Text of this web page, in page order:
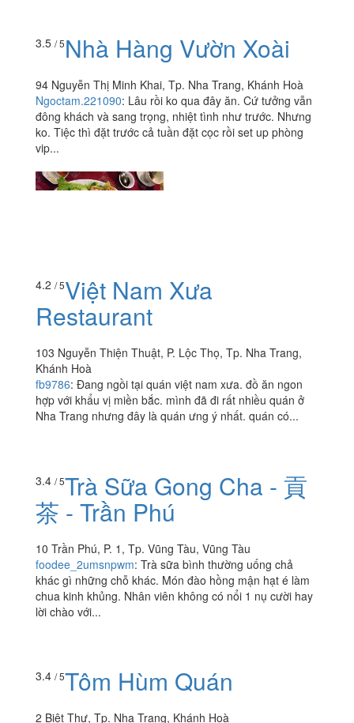
viettrung210492
:Quá tuyệt vời
3.5/ 5Nhà Hàng Vườn Xoài
94 Nguyễn Thị Minh Khai, Tp. Nha Trang, Khánh Hoà
Ngoctam.221090:Lâu rồi ko qua đây ăn. Cứ tưởng vẫn
đông khách và sang trọng, nhiệt tình như trước. Nhưng
4.2 / 5Việt Nam Xưa
Restaurant
103 Nguyễn Thiện Thuật, P. Lộc Thọ, Tp. Nha Trang,
Nha Trang nhưng đây là quán ưng ý nhất. quán có...
3.4/ 5Trà Sữa Gong Cha - 貢
茶 - Trần Phú
10 Trần Phú, P. 1, Tp. Vũng Tàu, Vũng Tàu
lời chào với...